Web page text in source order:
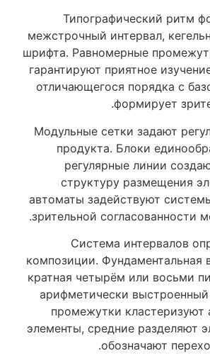
Типографический ритм
межстрочный интервал,
шрифта. Равномерные
гарантируют приятное
отличающегося порядка с
формирует
Модульные сетки задают
продукта. Блоки
регулярные линии
структуру размещения
автоматы задействуют
зрительной согласованности
Система интервалов
композиции. Фундаментальная
кратная четырём или восьми
арифметически
промежутки кластеризуют
элементы, средние разделяют
обозначают